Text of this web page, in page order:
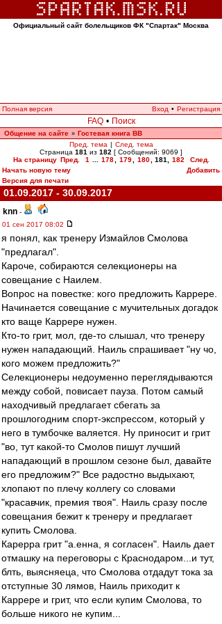
Официальный сайт болельщиков ФК "Спартак" Москва
Полная версия Вход • Регистрация
FAQ • Поиск
Общение на сайте » Гостевая книга ВВ
Пред. тема | След. тема
Страница 181 из 182 [ Сообщений: 9069 ]
На страницу Пред. 1 178 179 180 181 182
След.
Начать новую тему
Добавить
Версия для печати
01.09.2017 - 30.09.2017
knn -
01 сен 2017 08:02
я понял, как тренеру Измайлов Смолова
"предлагал".
Кароче, собираются селекционеры на
совещание с Наилем.
Вопрос на повестке: кого предложить Каррере.
Начинается совещание с мучительных догадок
кто ваще Каррере нужен.
Кто-то грит, мол, где-то слышал, что тренеру
нужен нападающий. Наиль спрашивает "ну чо,
кого можем предложить?"
Селекционеры недоуменно переглядываются
между собой, повисает пауза. Потом самый
находчивый предлагает сбегать за
прошлогодним спорт-экспрессом, который у
него в тумбочке валяется. Ну приносит и грит
"во, тут какой-то Смолов пишут лучший
нападающий в прошлом сезоне был, давайте
его предложим?" Все радостно выдыхают,
хлопают по плечу коллегу со словами
"красавчик, премия твоя". Наиль сразу после
совещания бежит к тренеру и предлагает
купить Смолова.
Карерра грит "а.енна, я согласен". Наиль дает
отмашку на переговоры с Краснодаром...и тут,
блть, выясняеца, что Смолова отдадут тока за
отступные 30 лямов, Наиль приходит к
Каррере и грит, что если купим Смолова, то
больше никого не купим...